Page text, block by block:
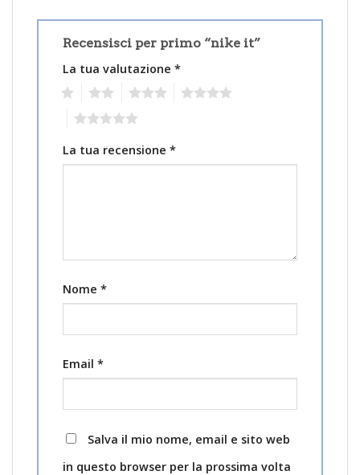
Recensisci per primo “nike it”
La tua valutazione *
La tua recensione *
Nome *
Email *
Salva il mio nome, email e sito web
in questo browser per la prossima volta